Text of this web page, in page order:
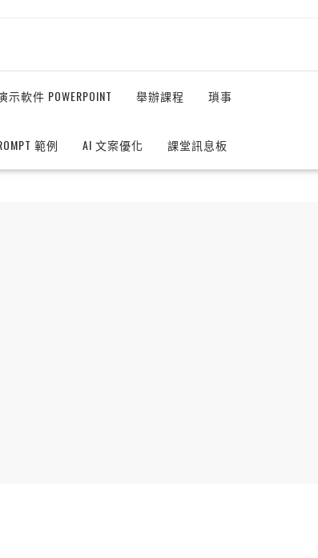
示軟件 POWERPOINT 舉辦課程 瑣事
範例 AI 文案優化 課堂訊息板